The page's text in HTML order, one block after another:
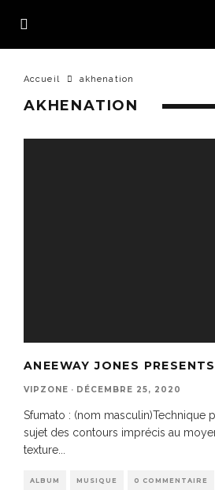
Accueil akhenation
AKHENATION
ANEEWAY JONES
VIPZONE · DÉCEMBRE 25, 2020
Sfumato : (nom masculin)Technique
sujet des contours imprécis au
texture
ALBUM MUSIQUE 0 COMMENTAIRE